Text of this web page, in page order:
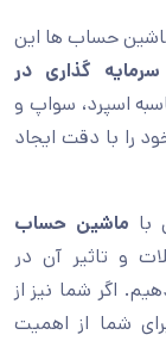
حساب ها این
سرمایه گذاری در
اسپرد، سواپ و
را با دقت ایجاد
با ماشین حساب
و تاثیر آن در
اگر شما نیز از
شما از اهمیت